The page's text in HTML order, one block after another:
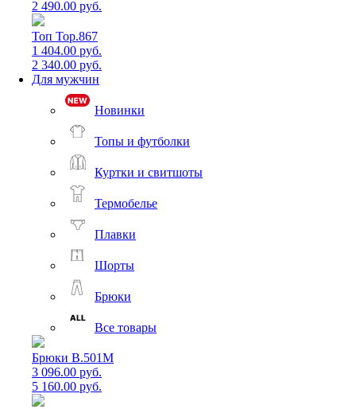
2 490.00 руб.
Топ Top.867
1 404.00 руб.
2 340.00 руб.
Для мужчин
Новинки
Топы и футболки
Куртки и свитшоты
Термобелье
Плавки
Шорты
Брюки
Все товары
Брюки B.501M
3 096.00 руб.
5 160.00 руб.